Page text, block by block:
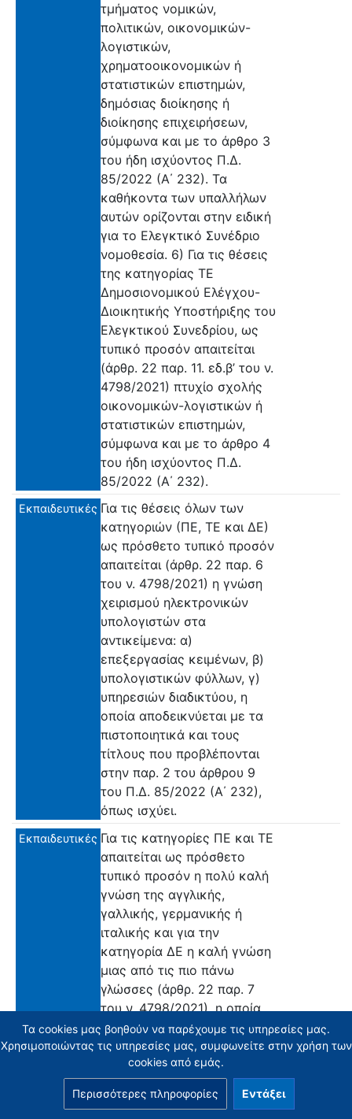
τμήματος νομικών,
πολιτικών, οικονομικών-
λογιστικών,
χρηματοοικονομικών ή
στατιστικών επιστημών,
δημόσιας διοίκησης ή
διοίκησης επιχειρήσεων,
σύμφωνα και με το άρθρο 3
του ήδη ισχύοντος Π.Δ.
85/2022 (Α΄ 232). Τα
καθήκοντα των υπαλλήλων
αυτών ορίζονται στην ειδική
για το Ελεγκτικό Συνέδριο
νομοθεσία. 6) Για τις θέσεις
της κατηγορίας ΤΕ
Δημοσιονομικού Ελέγχου-
Διοικητικής Υποστήριξης του
Ελεγκτικού Συνεδρίου, ως
τυπικό προσόν απαιτείται
(άρθρ. 22 παρ. 11. εδ.β’ του ν.
4798/2021) πτυχίο σχολής
οικονομικών-λογιστικών ή
στατιστικών επιστημών,
σύμφωνα και με το άρθρο 4
του ήδη ισχύοντος Π.Δ.
85/2022 (Α΄ 232).
Εκπαιδευτικές Για τις θέσεις όλων των
κατηγοριών (ΠΕ, ΤΕ και ΔΕ)
ως πρόσθετο τυπικό προσόν
απαιτείται (άρθρ. 22 παρ. 6
του ν. 4798/2021) η γνώση
χειρισμού ηλεκτρονικών
υπολογιστών στα
αντικείμενα: α)
επεξεργασίας κειμένων, β)
υπολογιστικών φύλλων, γ)
υπηρεσιών διαδικτύου, η
οποία αποδεικνύεται με τα
πιστοποιητικά και τους
τίτλους που προβλέπονται
στην παρ. 2 του άρθρου 9
του Π.Δ. 85/2022 (Α΄ 232),
όπως ισχύει.
Εκπαιδευτικές Για τις κατηγορίες ΠΕ και ΤΕ
απαιτείται ως πρόσθετο
τυπικό προσόν η πολύ καλή
γνώση της αγγλικής,
γαλλικής, γερμανικής ή
ιταλικής και για την
κατηγορία ΔΕ η καλή γνώση
μιας από τις πιο πάνω
γλώσσες (άρθρ. 22 παρ. 7
του ν. 4798/2021), η οποία
αποδεικνύεται με τα
πιστοποιητικά και τους
τίτλους που προβλέπονται
στο άρθρο 10 του π.δ.
85/2022 (Α’ 232), όπως
Τα cookies μας βοηθούν να παρέχουμε τις υπηρεσίες μας.
Χρησιμοποιώντας τις υπηρεσίες μας, συμφωνείτε στην χρήση των
cookies από εμάς.
Περισσότερες πληροφορίες Εντάξει